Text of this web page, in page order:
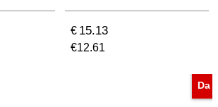
€ 15.13
€12.61
Da